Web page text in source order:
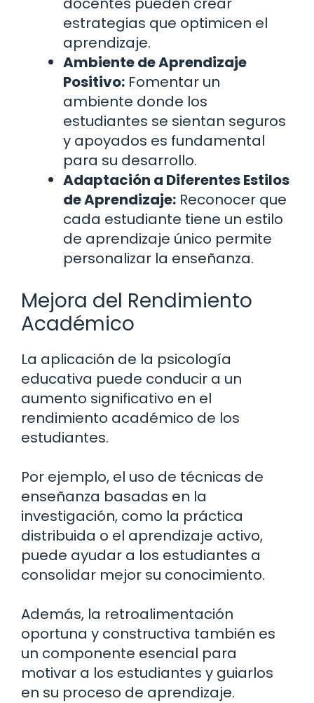
estrategias que optimicen el
aprendizaje.
Ambiente de Aprendizaje
Positivo: Fomentar un
ambiente donde los
estudiantes se sientan seguros
y apoyados es fundamental
para su desarrollo.
Adaptación a Diferentes Estilos
de Aprendizaje: Reconocer que
cada estudiante tiene un estilo
de aprendizaje único permite
personalizar la enseñanza.
Mejora del Rendimiento
Académico
La aplicación de la psicología
educativa puede conducir a un
aumento significativo en el
rendimiento académico de los
estudiantes.
Por ejemplo, el uso de técnicas de
enseñanza basadas en la
investigación, como la práctica
distribuida o el aprendizaje activo,
puede ayudar a los estudiantes a
consolidar mejor su conocimiento.
Además, la retroalimentación
oportuna y constructiva también es
un componente esencial para
motivar a los estudiantes y guiarlos
en su proceso de aprendizaje.